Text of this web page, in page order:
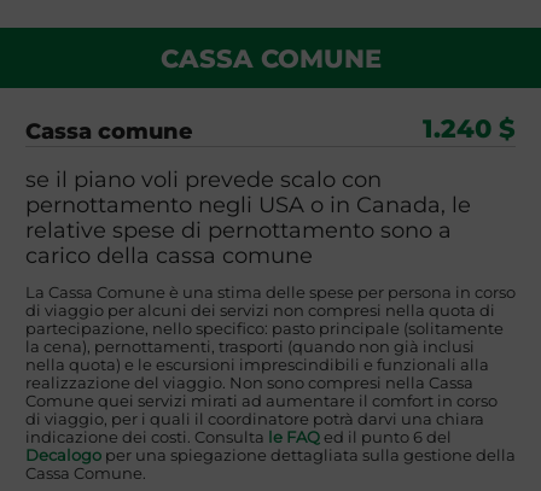
CASSA COMUNE
Cassa comune 1.240 $
se il piano voli prevede scalo con
pernottamento negli USA o in Canada, le
relative spese di pernottamento sono a
carico della cassa comune
La Cassa Comune è una stima delle spese per persona in corso
di viaggio per alcuni dei servizi non compresi nella quota di
partecipazione, nello specifico: pasto principale (solitamente
la cena), pernottamenti, trasporti (quando non già inclusi
nella quota) e le escursioni imprescindibili e funzionali alla
realizzazione del viaggio. Non sono compresi nella Cassa
Comune quei servizi mirati ad aumentare il comfort in corso
di viaggio, per i quali il coordinatore potrà darvi una chiara
indicazione dei costi. Consulta le FAQed il punto 6 del
Decalogoper una spiegazione dettagliata sulla gestione della
Cassa Comune.